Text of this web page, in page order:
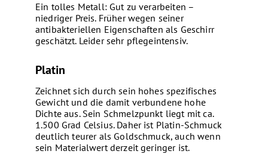
Ein tolles Metall: Gut zu verarbeiten –
niedriger Preis. Früher wegen seiner
antibakteriellen Eigenschaften als Geschirr
geschätzt. Leider sehr pflegeintensiv.
Platin
Zeichnet sich durch sein hohes spezifisches
Gewicht und die damit verbundene hohe
Dichte aus. Sein Schmelzpunkt liegt mit ca.
1.500 Grad Celsius. Daher ist Platin-Schmuck
deutlich teurer als Goldschmuck, auch wenn
sein Materialwert derzeit geringer ist.